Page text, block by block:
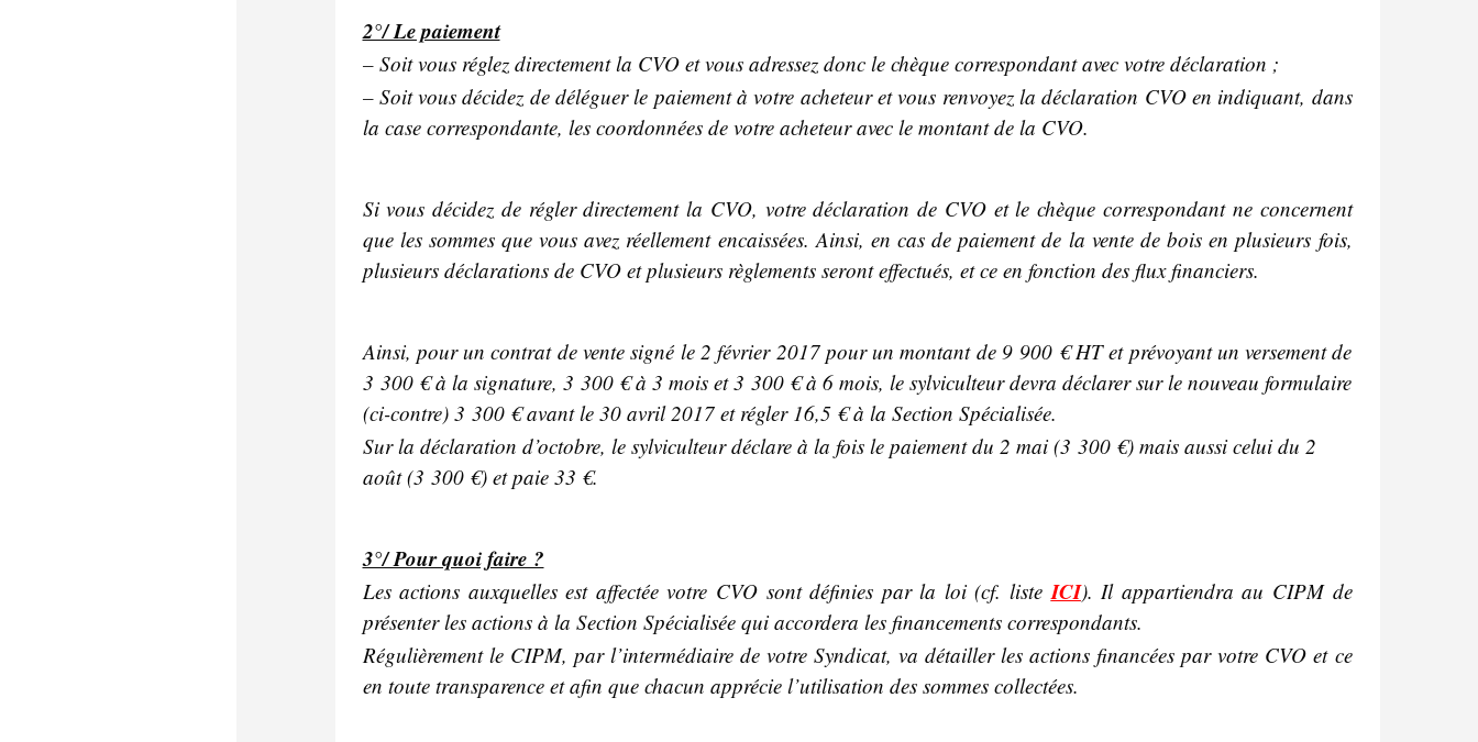
2°/ Le paiement
– Soit vous réglez directement la CVO et vous adressez donc le chèque correspondant avec votre déclaration ;
– Soit vous décidez de déléguer le paiement à votre acheteur et vous renvoyez la déclaration CVO en indiquant, dans
la case correspondante, les coordonnées de votre acheteur avec le montant de la CVO.
Si vous décidez de régler directement la CVO, votre déclaration de CVO et le chèque correspondant ne concernent
que les sommes que vous avez réellement encaissées. Ainsi, en cas de paiement de la vente de bois en plusieurs fois,
plusieurs déclarations de CVO et plusieurs règlements seront effectués, et ce en fonction des flux financiers.
Ainsi, pour un contrat de vente signé le 2 février 2017 pour un montant de 9 900 € HT et prévoyant un versement de
3 300 € à la signature, 3 300 € à 3 mois et 3 300 € à 6 mois, le sylviculteur devra déclarer sur le nouveau formulaire
(ci-contre) 3 300 € avant le 30 avril 2017 et régler 16,5 € à la Section Spécialisée.
Sur la déclaration d’octobre, le sylviculteur déclare à la fois le paiement du 2 mai (3 300 €) mais aussi celui du 2
août (3 300 €) et paie 33 €.
3°/ Pour quoi faire ?
Les actions auxquelles est affectée votre CVO sont définies par la loi (cf. listeICI). Il appartiendra au CIPM de
présenter les actions à la Section Spécialisée qui accordera les financements correspondants.
Régulièrement le CIPM, par l’intermédiaire de votre Syndicat, va détailler les actions financées par votre CVO et ce
en toute transparence et afin que chacun apprécie l’utilisation des sommes collectées.